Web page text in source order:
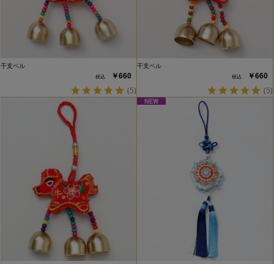
干支ベル
￥660
(5)
干支ベル
￥660
(5)